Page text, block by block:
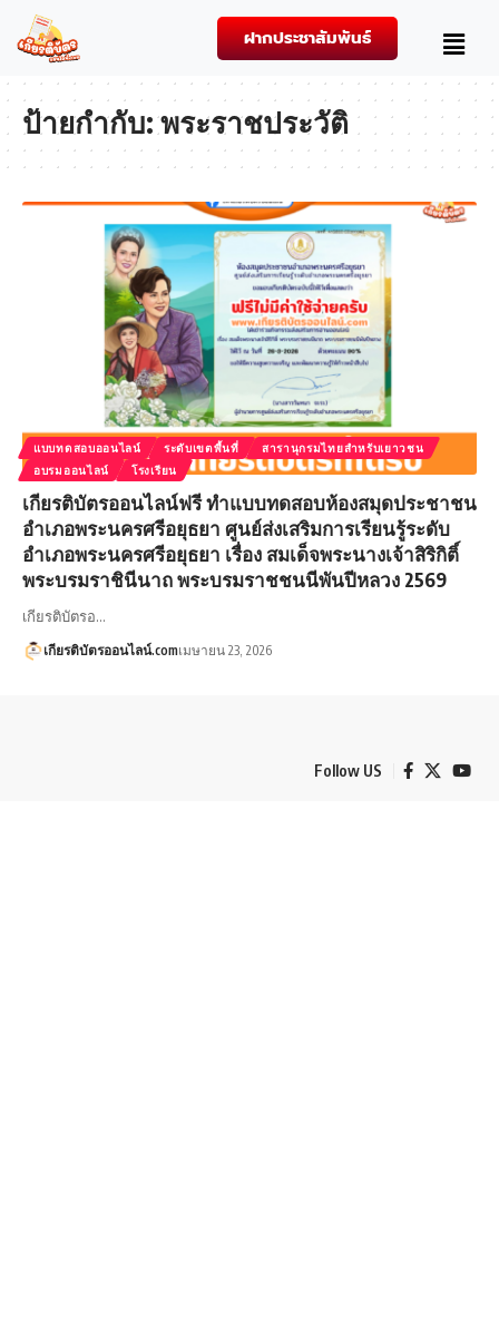
ฝากประชาสัมพันธ์
ป้ายกำกับ:พระราชประวัติ
แบบทดสอบออนไลน์ ระดับเขตพื้นที่
สารานุกรมไทยสำหรับเยาวชน
อบรมออนไลน์
โรงเรียน
เกียรติบัตรออนไลน์ฟรี ทำแบบทดสอบห้องสมุดประชาชน
อำเภอพระนครศรีอยุธยา ศูนย์ส่งเสริมการเรียนรู้ระดับ
อำเภอพระนครศรีอยุธยา เรื่อง สมเด็จพระนางเจ้าสิริกิติ์
พระบรมราชินีนาถ พระบรมราชชนนีพันปีหลวง 2569
เกียรติบัตรอ…
เกียรติบัตรออนไลน์.comเมษายน 23, 2026
Follow US